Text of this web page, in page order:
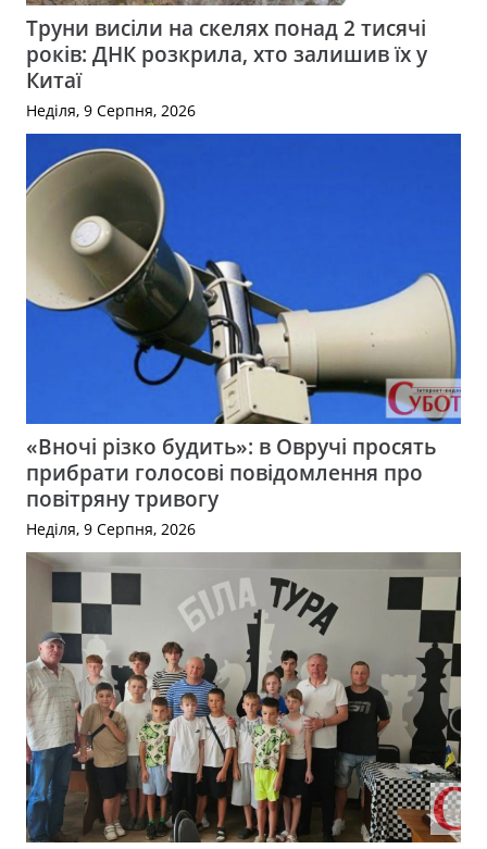
Труни висіли на скелях понад 2 тисячі
років: ДНК розкрила, хто залишив їх у
Китаї
Неділя, 9 Серпня, 2026
«Вночі різко будить»: в Овручі просять
прибрати голосові повідомлення про
повітряну тривогу
Неділя, 9 Серпня, 2026